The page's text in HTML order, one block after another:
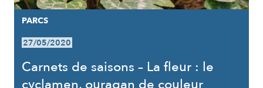
PARCS
27/05/2020
Carnets de saisons – La fleur : le
cyclamen, ouragan de couleur